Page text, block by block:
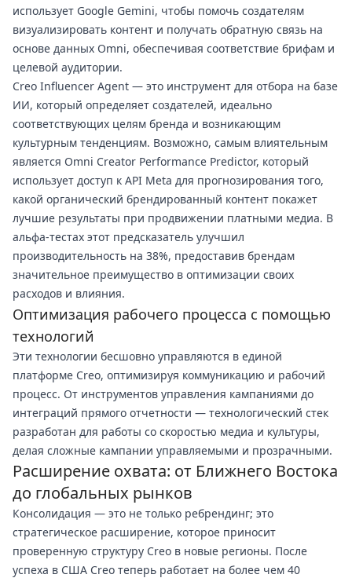
использует Google Gemini, чтобы помочь создателям
визуализировать контент и получать обратную связь на
основе данных Omni, обеспечивая соответствие брифам и
целевой аудитории.
Creo Influencer Agent — это инструмент для отбора на базе
ИИ, который определяет создателей, идеально
соответствующих целям бренда и возникающим
культурным тенденциям. Возможно, самым влиятельным
является Omni Creator Performance Predictor, который
использует доступ к API Meta для прогнозирования того,
какой органический брендированный контент покажет
лучшие результаты при продвижении платными медиа. В
альфа-тестах этот предсказатель улучшил
производительность на 38%, предоставив брендам
значительное преимущество в оптимизации своих
расходов и влияния.
Оптимизация рабочего процесса с помощью
технологий
Эти технологии бесшовно управляются в единой
платформе Creo, оптимизируя коммуникацию и рабочий
процесс. От инструментов управления кампаниями до
интеграций прямого отчетности — технологический стек
разработан для работы со скоростью медиа и культуры,
делая сложные кампании управляемыми и прозрачными.
Расширение охвата: от Ближнего Востока
до глобальных рынков
Консолидация — это не только ребрендинг; это
стратегическое расширение, которое приносит
проверенную структуру Creo в новые регионы. После
успеха в США Creo теперь работает на более чем 40